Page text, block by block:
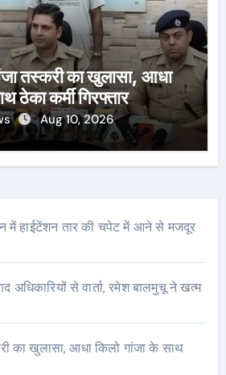
तस्करी का खुलासा, आधा
ठेका कर्मी गिरफ्तार
Aug 10, 2026
में हाईटेंशन तार की चपेट में आने से मजदूर
अधिकारियों से वार्ता, रमेश बालमुचू ने खत्म
का खुलासा, आधा किलो गांजा के साथ